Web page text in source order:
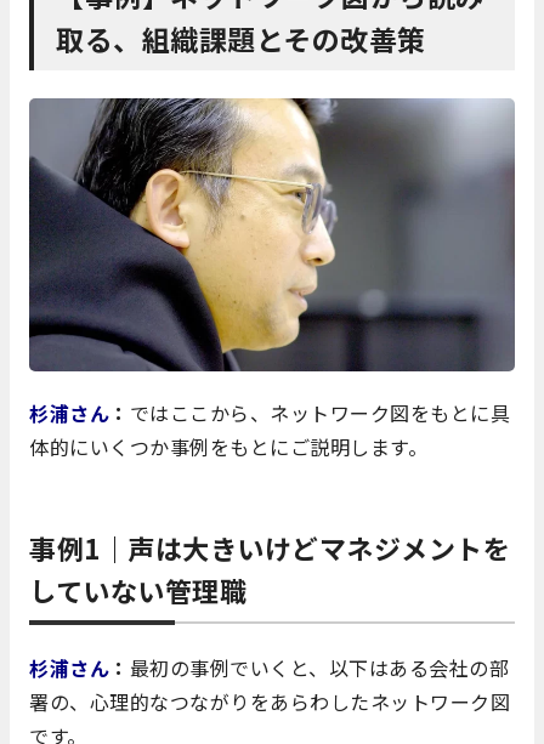
取る、組織課題とその改善策
杉浦さん ： ではここから、ネットワーク図をもとに具
体的にいくつか事例をもとにご説明します。
事例1｜声は大きいけどマネジメントを
していない管理職
杉浦さん ： 最初の事例でいくと、以下はある会社の部
署の、心理的なつながりをあらわしたネットワーク図
です。